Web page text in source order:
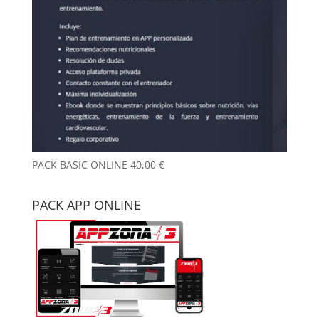
PACK BASIC ONLINE 40,00 €
PACK APP ONLINE